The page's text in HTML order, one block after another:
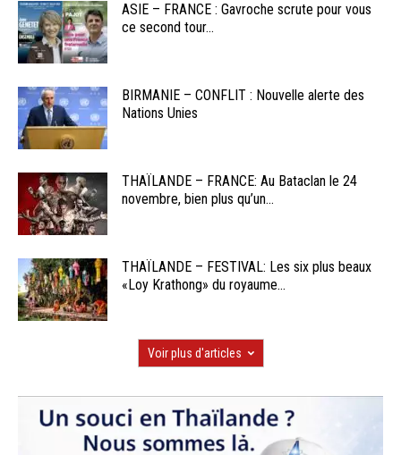
ASIE – FRANCE : Gavroche scrute pour vous
ce second tour...
BIRMANIE – CONFLIT : Nouvelle alerte des
Nations Unies
THAÏLANDE – FRANCE: Au Bataclan le 24
novembre, bien plus qu’un...
THAÏLANDE – FESTIVAL: Les six plus beaux
«Loy Krathong» du royaume...
Voir plus d'articles